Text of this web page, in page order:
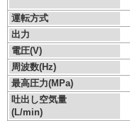
運転方式
出力
電圧(V)
周波数(Hz)
最高圧力(MPa)
吐出し空気量
(L/min)